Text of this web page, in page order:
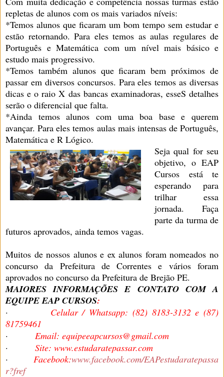
repletas de alunos com os mais variados níveis:
*Temos alunos que ficaram um bom tempo sem estudar e
estão retornando. Para eles temos as aulas regulares de
Português e Matemática com um nível mais básico e
estudo mais progressivo.
*Temos também alunos que ficaram bem próximos de
passar em diversos concursos. Para eles temos as diversas
dicas e o raio X das bancas examinadoras, esseS detalhes
serão o diferencial que falta.
*Ainda temos alunos com uma boa base e querem
avançar. Para eles temos aulas mais intensas de Português,
Matemática e R Lógico.
Seja qual for seu
objetivo, o EAP
Cursos está te
esperando para
trilhar essa
jornada. Faça
parte da turma de
futuros aprovados, ainda temos vagas.
Muitos de nossos alunos e ex alunos foram nomeados no
concurso da Prefeitura de Correntes e vários foram
aprovados no concurso da Prefeitura de Brejão PE.
MAIORES INFORMAÇÕES E CONTATO COM A
EQUIPE EAP CURSOS:
·
Celular / Whatsapp: (82) 8183-3132 e (87)
81759461
·
Email: equipeeapcursos@gmail.com
·
Site: www.estudaratepassar.com
·
Facebook:www.facebook.com/EAPestudaratepassa
r?fref